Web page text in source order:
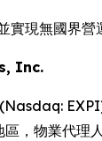
實現無國界營
Inc.
，物業代